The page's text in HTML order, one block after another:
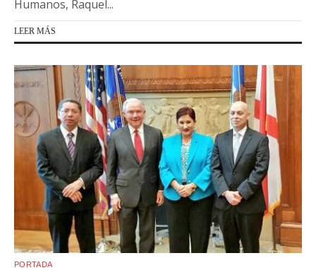
Humanos, Raquel...
LEER MÁS
PORTADA